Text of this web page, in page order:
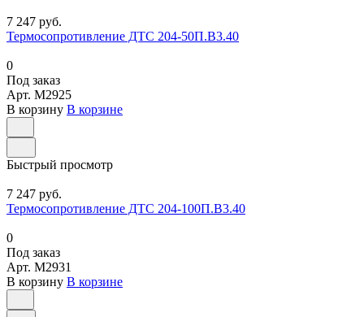
7 247 руб.
Термосопротивление ДТС 204-50П.В3.40
0
Под заказ
Арт. M2925
В корзину В корзине
Быстрый просмотр
7 247 руб.
Термосопротивление ДТС 204-100П.В3.40
0
Под заказ
Арт. M2931
В корзину В корзине